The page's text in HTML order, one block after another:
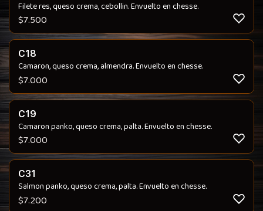
Filete res, queso crema, cebollin. Envuelto en chesse.
$7.500
C18
Camaron, queso crema, almendra. Envuelto en chesse.
$7.000
C19
Camaron panko, queso crema, palta. Envuelto en chesse.
$7.000
C31
Salmon panko, queso crema, palta. Envuelto en chesse.
$7.200